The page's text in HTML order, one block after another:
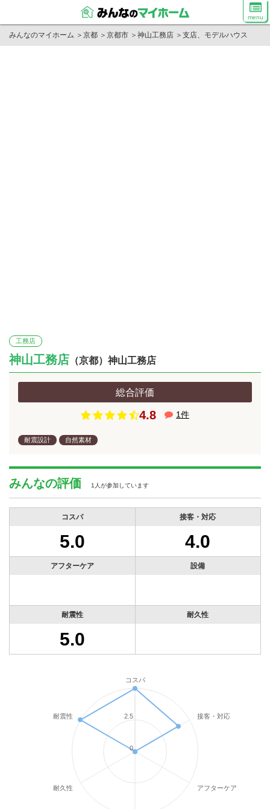
menu
みんなのマイホーム ＞ 京都 ＞ 京都市 ＞ 神山工務店 ＞ 支店、モデルハウス
工務店
神山工務店 （京都）神山工務店
総合評価
4.8 1件
耐震設計 自然素材
みんなの評価 1人が参加しています
コスパ
5.0
接客・対応
4.0
アフターケア 設備
耐震性
5.0
耐久性
コスパ
接客・対応
アフターケア
耐久性
耐震性
0
2.5